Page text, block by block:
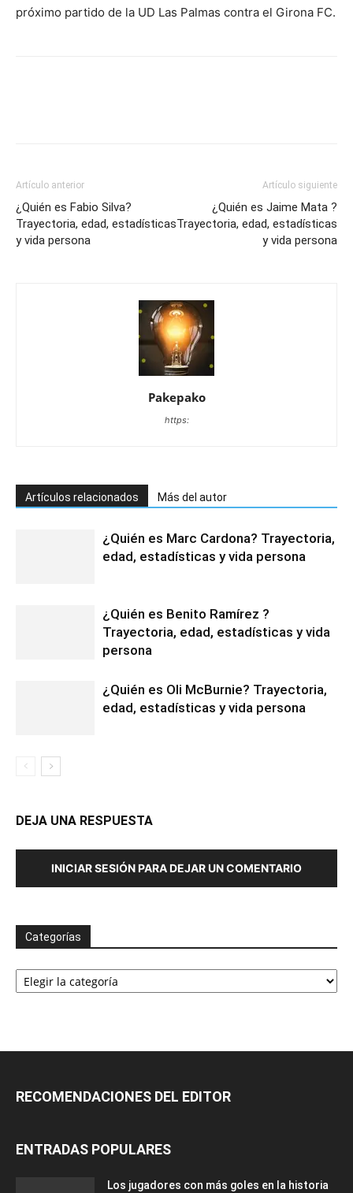
próximo partido de la UD Las Palmas contra el Girona FC.
Artículo anterior
¿Quién es Fabio Silva?
Trayectoria, edad, estadísticas
y vida persona
Artículo siguiente
¿Quién es Jaime Mata ?
Trayectoria, edad, estadísticas
y vida persona
Pakepako
https:
Artículos relacionados Más del autor
¿Quién es Marc Cardona? Trayectoria,
edad, estadísticas y vida persona
¿Quién es Benito Ramírez ?
Trayectoria, edad, estadísticas y vida
persona
¿Quién es Oli McBurnie? Trayectoria,
edad, estadísticas y vida persona
DEJA UNA RESPUESTA
INICIAR SESIÓN PARA DEJAR UN COMENTARIO
Categorías
Categorías
RECOMENDACIONES DEL EDITOR
ENTRADAS POPULARES
Los jugadores con más goles en la historia